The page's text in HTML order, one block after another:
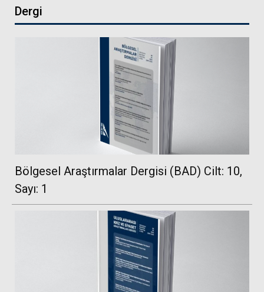
Dergi
Bölgesel Araştırmalar Dergisi (BAD) Cilt: 10,
Sayı: 1